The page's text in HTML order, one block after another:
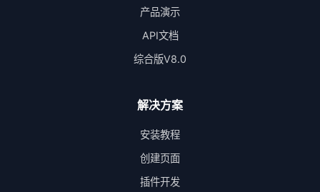
产品演示
API文档
综合版V8.0
解决方案
安装教程
创建页面
插件开发